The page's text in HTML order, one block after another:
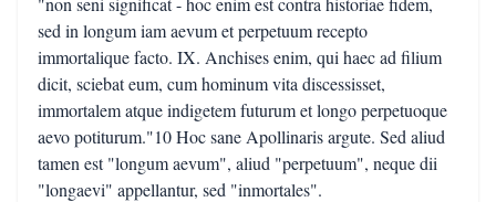
sed in longum iam aevum et perpetuum recepto
immortalique facto. IX. Anchises enim, qui haec ad filium
dicit, sciebat eum, cum hominum vita discessisset,
immortalem atque indigetem futurum et longo perpetuoque
aevo potiturum."10 Hoc sane Apollinaris argute. Sed aliud
tamen est "longum aevum", aliud "perpetuum", neque dii
"longaevi" appellantur, sed "inmortales".